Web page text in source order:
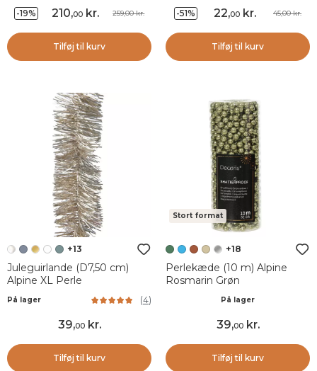
-19% 210,00kr. 259,00 kr.
Tilføj til kurv
-51% 22,00 kr. 45,00 kr.
Tilføj til kurv
+13
Juleguirlande (D7,50 cm)
Alpine XL Perle
På lager (4)
39,00kr.
Tilføj til kurv
Stort format
+18
Perlekæde (10 m) Alpine
Rosmarin Grøn
På lager
39,00kr.
Tilføj til kurv